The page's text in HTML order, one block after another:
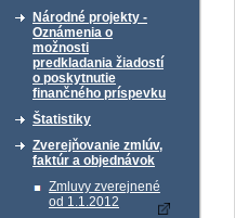
Národné projekty -
Oznámenia o
možnosti
predkladania žiadostí
o poskytnutie
finančného príspevku
Štatistiky
Zverejňovanie zmlúv,
faktúr a objednávok
Zmluvy zverejnené
od 1.1.2012